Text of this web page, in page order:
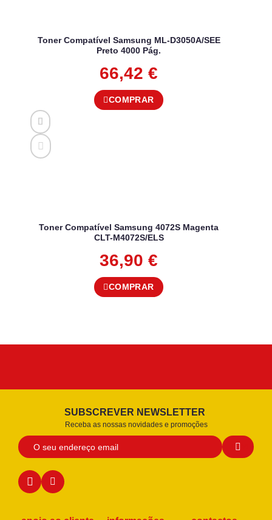
Toner Compatível Samsung ML-D3050A/SEE
Preto 4000 Pág.
66,42 €
COMPRAR
Toner Compatível Samsung 4072S Magenta
CLT-M4072S/ELS
36,90 €
COMPRAR
SUBSCREVER NEWSLETTER
Receba as nossas novidades e promoções